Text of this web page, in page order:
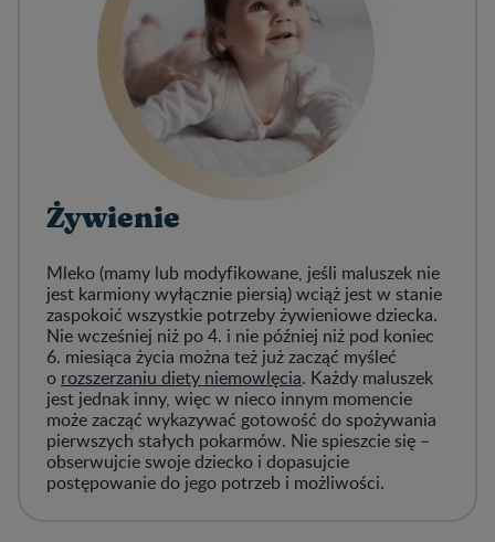
Żywienie
Mleko (mamy lub modyfikowane, jeśli maluszek nie
jest karmiony wyłącznie piersią) wciąż jest w stanie
zaspokoić wszystkie potrzeby żywieniowe dziecka.
Nie wcześniej niż po 4. i nie później niż pod koniec
6. miesiąca życia można też już zacząć myśleć
o rozszerzaniu diety niemowlęcia. Każdy maluszek
jest jednak inny, więc w nieco innym momencie
może zacząć wykazywać gotowość do spożywania
pierwszych stałych pokarmów. Nie spieszcie się –
obserwujcie swoje dziecko i dopasujcie
postępowanie do jego potrzeb i możliwości.